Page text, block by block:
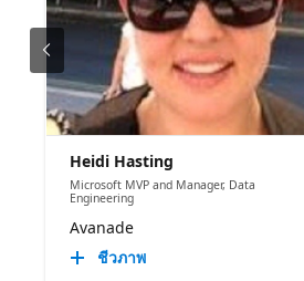
Heidi Hasting
Microsoft MVP and Manager, Data
Engineering
Avanade
ชีวภาพ